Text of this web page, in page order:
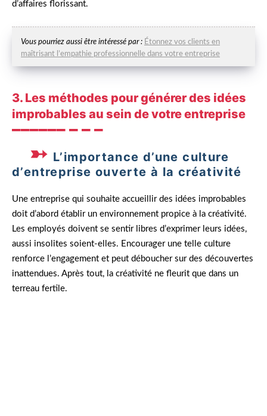
d’affaires florissant.
Vous pourriez aussi être intéressé par : Étonnez vos clients en
maîtrisant l’empathie professionnelle dans votre entreprise
3. Les méthodes pour générer des idées
improbables au sein de votre entreprise
L’importance d’une culture
d’entreprise ouverte à la créativité
Une entreprise qui souhaite accueillir des idées improbables
doit d’abord établir un environnement propice à la créativité.
Les employés doivent se sentir libres d’exprimer leurs idées,
aussi insolites soient-elles. Encourager une telle culture
renforce l’engagement et peut déboucher sur des découvertes
inattendues. Après tout, la créativité ne fleurit que dans un
terreau fertile.